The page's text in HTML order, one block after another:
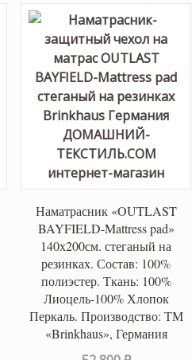
Наматрасник «OUTLAST
BAYFIELD-Mattress pad»
140х200см. стеганый на
резинках. Состав: 100%
полиэстер. Ткань: 100%
Лиоцель-100% Хлопок
Перкаль. Производство: ТМ
«Brinkhaus», Германия